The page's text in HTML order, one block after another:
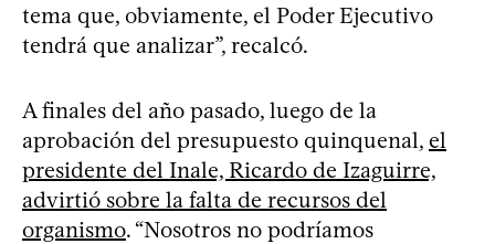
tema que, obviamente, el Poder Ejecutivo
tendrá que analizar”, recalcó.
A finales del año pasado, luego de la
aprobación del presupuesto quinquenal, el
presidente del Inale, Ricardo de Izaguirre,
advirtió sobre la falta de recursos del
organismo. “Nosotros no podríamos